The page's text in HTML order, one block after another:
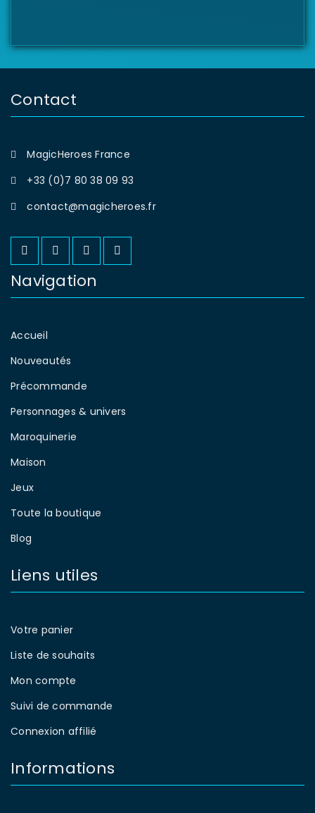
Contact
MagicHeroes France
+33 (0)7 80 38 09 93
contact@magicheroes.fr
Navigation
Accueil
Nouveautés
Précommande
Personnages & univers
Maroquinerie
Maison
Jeux
Toute la boutique
Blog
Liens utiles
Votre panier
Liste de souhaits
Mon compte
Suivi de commande
Connexion affilié
Informations